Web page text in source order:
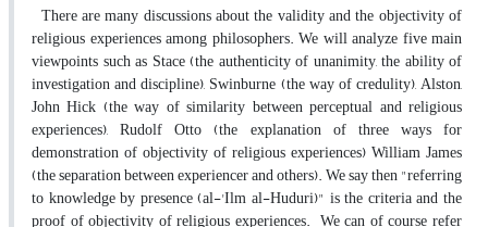
There are many discussions about the validity and the objectivity of
religious experiences among philosophers. We will analyze five main
viewpoints such as Stace (the authenticity of unanimity, the ability of
investigation and discipline), Swinburne (the way of credulity), Alston,
John Hick (the way of similarity between perceptual and religious
experiences), Rudolf Otto (the explanation of three ways for
demonstration of objectivity of religious experiences) William James
(the separation between experiencer and others). We say then "referring
to knowledge by presence (al-'Ilm al-Huduri)" is the criteria and the